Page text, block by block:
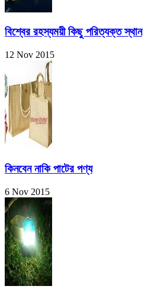
বিশ্বের রহস্যময়ী কিছু পরিত্যক্ত স্থান
12 Nov 2015
কিনবেন নাকি পাটের পণ্য
6 Nov 2015